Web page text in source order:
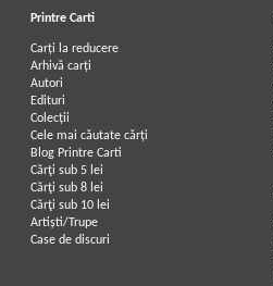
Printre Carti
Carți la reducere
Arhivă carți
Autori
Edituri
Colecții
Cele mai căutate cărți
Blog Printre Carti
Cărţi sub 5 lei
Cărţi sub 8 lei
Cărţi sub 10 lei
Artiști/Trupe
Case de discuri